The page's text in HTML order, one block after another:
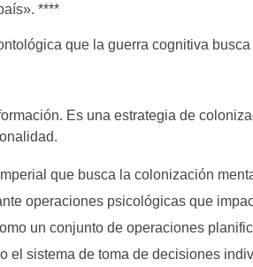
****
que la guerra cognitiva busca
Es una estrategia de
que busca la colonización
operaciones psicológicas que
un conjunto de operaciones
el sistema de toma de decisiones